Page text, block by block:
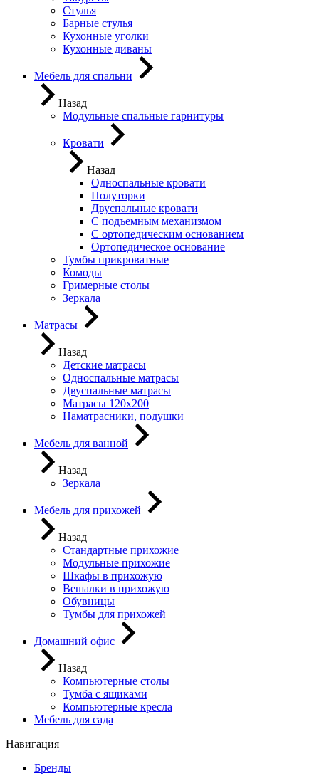
Стулья
Барные стулья
Кухонные уголки
Кухонные диваны
Мебель для спальни
Назад
Модульные спальные гарнитуры
Кровати
Назад
Односпальные кровати
Полуторки
Двуспальные кровати
С подъемным механизмом
С ортопедическим основанием
Ортопедическое основание
Тумбы прикроватные
Комоды
Гримерные столы
Зеркала
Матрасы
Назад
Детские матрасы
Односпальные матрасы
Двуспальные матрасы
Матрасы 120х200
Наматрасники, подушки
Мебель для ванной
Назад
Зеркала
Мебель для прихожей
Назад
Стандартные прихожие
Модульные прихожие
Шкафы в прихожую
Вешалки в прихожую
Обувницы
Тумбы для прихожей
Домашний офис
Назад
Компьютерные столы
Тумба с ящиками
Компьютерные кресла
Мебель для сада
Навигация
Бренды